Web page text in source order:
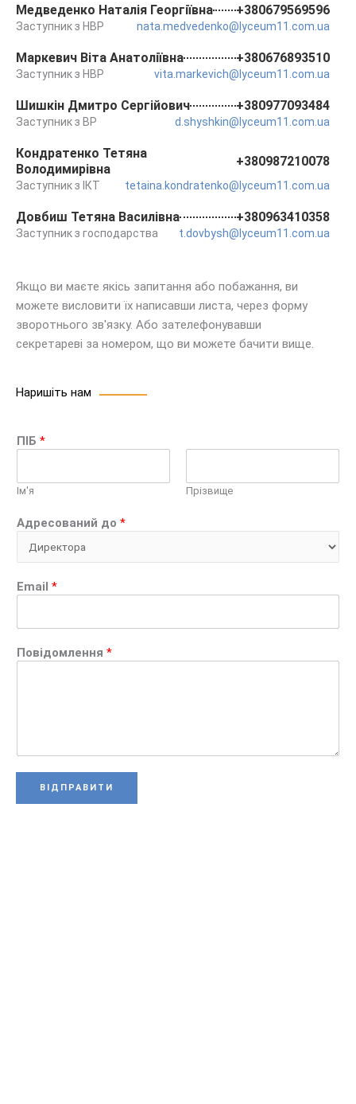
Медведенко Наталія Георгіївна +380679569596
Заступник з НВР nata.medvedenko@lyceum11.com.ua
Маркевич Віта Анатоліївна +380676893510
Заступник з НВР vita.markevich@lyceum11.com.ua
Шишкін Дмитро Сергійович +380977093484
Заступник з ВР d.shyshkin@lyceum11.com.ua
Кондратенко Тетяна
Володимирівна
+380987210078
Заступник з ІКТ tetaina.kondratenko@lyceum11.com.ua
Довбиш Тетяна Василівна +380963410358
Заступник з господарства t.dovbysh@lyceum11.com.ua
Якщо ви маєте якісь запитання або побажання, ви
можете висловити їх написавши листа, через форму
зворотнього зв'язку. Або зателефонувавши
секретареві за номером, що ви можете бачити вище.
Наришіть нам
ПІБ *
Ім'я Прізвище
Адресований до *
Email *
Повідомлення *
ВІДПРАВИТИ